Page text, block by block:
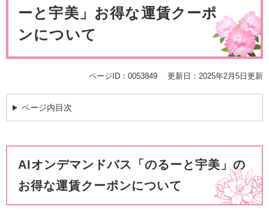
Multilingual（English・中文・한글）
ーと宇美」お得な運賃クーポ
ンについて
ページID：0053849 更新日：2025年2月5日更新
ページ内目次
AIオンデマンドバス「のるーと宇美」の
お得な運賃クーポンについて